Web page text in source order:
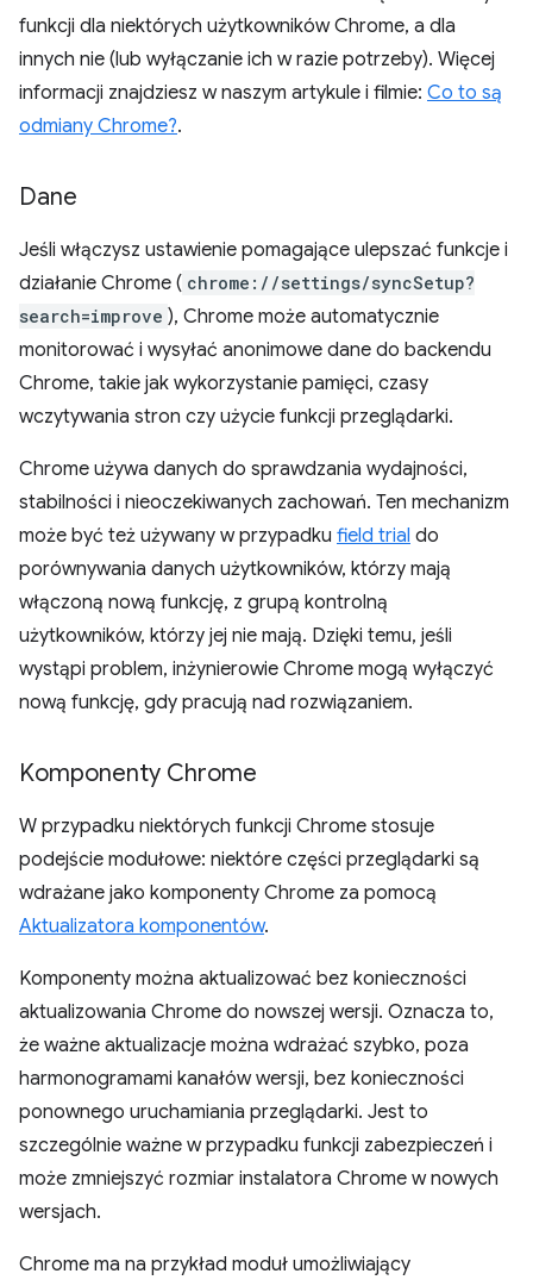
funkcji dla niektórych użytkowników Chrome, a dla
innych nie (lub wyłączanie ich w razie potrzeby). Więcej
informacji znajdziesz w naszym artykule i filmie: Co to są
odmiany Chrome?.
Dane
Jeśli włączysz ustawienie pomagające ulepszać funkcje i
działanie Chrome ( chrome://settings/syncSetup?
search=improve ), Chrome może automatycznie
monitorować i wysyłać anonimowe dane do backendu
Chrome, takie jak wykorzystanie pamięci, czasy
wczytywania stron czy użycie funkcji przeglądarki.
Chrome używa danych do sprawdzania wydajności,
stabilności i nieoczekiwanych zachowań. Ten mechanizm
może być też używany w przypadku field trial do
porównywania danych użytkowników, którzy mają
włączoną nową funkcję, z grupą kontrolną
użytkowników, którzy jej nie mają. Dzięki temu, jeśli
wystąpi problem, inżynierowie Chrome mogą wyłączyć
nową funkcję, gdy pracują nad rozwiązaniem.
Komponenty Chrome
W przypadku niektórych funkcji Chrome stosuje
podejście modułowe: niektóre części przeglądarki są
wdrażane jako komponenty Chrome za pomocą
Aktualizatora komponentów.
Komponenty można aktualizować bez konieczności
aktualizowania Chrome do nowszej wersji. Oznacza to,
że ważne aktualizacje można wdrażać szybko, poza
harmonogramami kanałów wersji, bez konieczności
ponownego uruchamiania przeglądarki. Jest to
szczególnie ważne w przypadku funkcji zabezpieczeń i
może zmniejszyć rozmiar instalatora Chrome w nowych
wersjach.
Chrome ma na przykład moduł umożliwiający